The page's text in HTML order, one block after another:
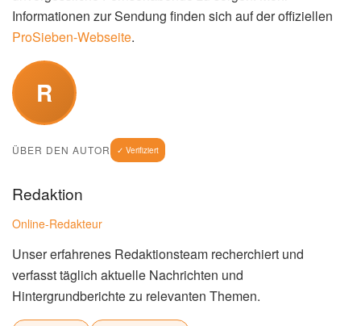
Informationen zur Sendung finden sich auf der offiziellen
ProSieben-Webseite.
R
ÜBER DEN AUTOR ✓ Verifiziert
Redaktion
Online-Redakteur
Unser erfahrenes Redaktionsteam recherchiert und
verfasst täglich aktuelle Nachrichten und
Hintergrundberichte zu relevanten Themen.